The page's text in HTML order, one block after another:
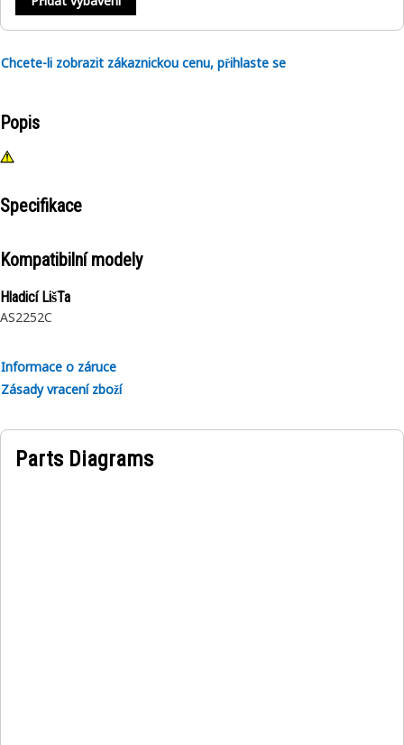
Chcete-li zobrazit zákaznickou cenu, přihlaste se
Popis
Specifikace
Kompatibilní modely
Hladicí LišTa
AS2252C
Informace o záruce
Zásady vracení zboží
Parts Diagrams